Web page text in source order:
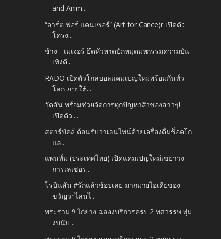
and Anim...
“อาร์ต ฟอร์ แคนเซอร์” (Art for Cance)r เปิดตัว
โครง...
ช้าง - เมเจอร์ ยึดหัวหาดปักหมุดมหกรรมความบัน
เทิงต้...
RADO เปิดตัวโกลบอลแคมเปญใหม่พร้อมกันทั่ว
โลก ภายใต้...
วัตสัน พร้อมช่วยจัดการทุกปัญหาสิวของสาวๆ!
เปิดตัว ...
สตาร์บัคส์ ต้อนรับวาเลนไทน์ด้วยเครื่องดื่มช็อคโก
แล...
แพนทั่ม (ประเทศไทย) เปิดแคมเปญใหม่เขย่าวง
การเลเซอร...
โรบินสัน #รักแล้วช้อปเลย มากมายไอเดียของ
ขวัญวาไลนไ...
พระราม 9 ไก่ย่าง ฉลองบริการครบ 2 ทศวรรษ ทุ่ม
งบนับ ...